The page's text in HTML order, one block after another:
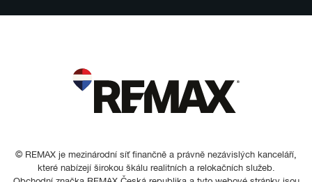
© REMAX je mezinárodní síť finančně a právně nezávislých kanceláří,
které nabízejí širokou škálu realitních a relokačních služeb.